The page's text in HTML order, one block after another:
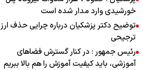
خورشیدی وارد مدار شده است
توضیح دکتر پزشکیان درباره چرایی حذف ارز
ترجیحی
رئیس جمهور : در کنار گسترش فضاهای
آموزشی، باید کیفیت آموزش را هم بالا ببریم